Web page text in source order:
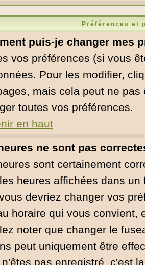
Préférences et
puis-je changer mes
vos préférences (si vous
Pour les modifier,
mais cela peut ne
toutes vos préférences.
en haut
ne sont pas
sont certainement
heures affichées dans
devriez changer vos
horaire qui vous convient,
noter que changer le
peut uniquement être
pas enregistré, c'est